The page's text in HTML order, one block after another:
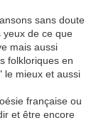
sans doute
yeux de ce que
mais aussi
folkloriques en
le mieux et aussi
française ou
et être encore